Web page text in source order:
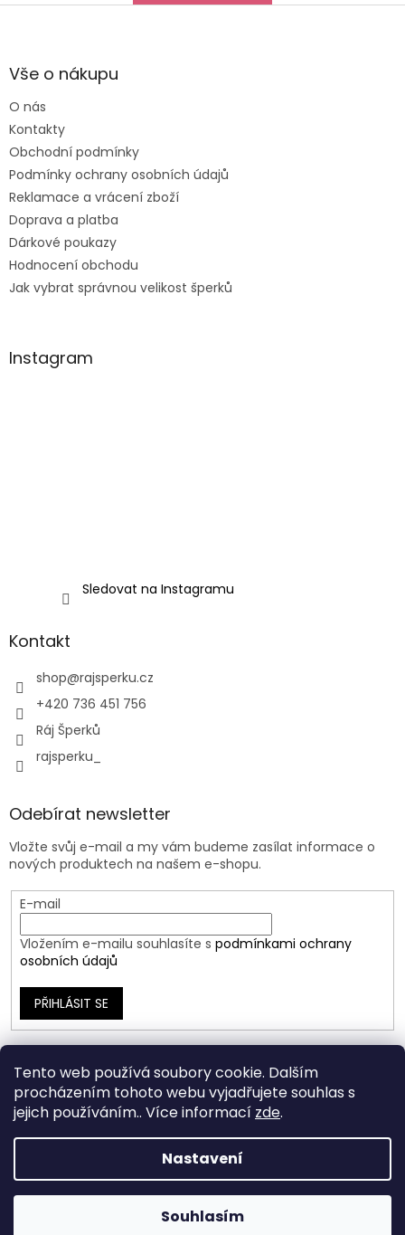
Tento web používá soubory cookie. Dalším
procházením tohoto webu vyjadřujete souhlas s
jejich používáním.. Více informací zde.
Nastavení
Souhlasím
Z
aVše o nákupu
O nás
Kontakty
Obchodní podmínky
Podmínky ochrany osobních údajů
Reklamace a vrácení zboží
Doprava a platba
Dárkové poukazy
Hodnocení obchodu
Jak vybrat správnou velikost šperků
Instagram
Sledovat na Instagramu
Kontakt
shop@rajsperku.cz
+420 736 451 756
Ráj Šperků
rajsperku_
Odebírat newsletter
Vložte svůj e-mail a my vám budeme zasílat informace o
nových produktech na našem e-shopu.
E-mail
Vložením e-mailu souhlasíte s podmínkami ochrany
osobních údajů
PŘIHLÁSIT SE
Vytvořil Shoptet
Ráj Šperků. Všechna práva vyhrazena.